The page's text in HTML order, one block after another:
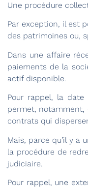
Une procédure
Par exception, il est
des patrimoines ou,
Dans une affaire
paiements de la
actif disponible.
Pour rappel, la
permet, notamment,
contrats qui
Mais, parce qu’il y a
la procédure de
judiciaire.
Pour rappel, une